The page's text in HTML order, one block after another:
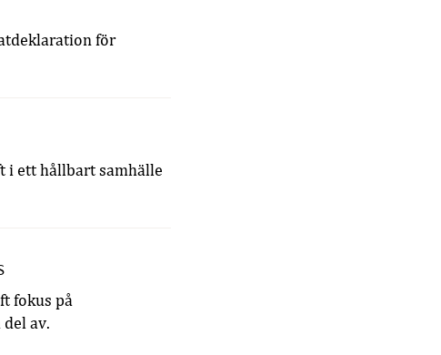
för
i ett hållbart samhälle
fokus på
av.